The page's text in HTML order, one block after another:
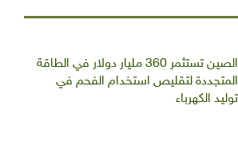
الصين تستثمر 360 مليار دولار في الطاقة
المتجددة لتقليص استخدام الفحم في
توليد الكهرباء